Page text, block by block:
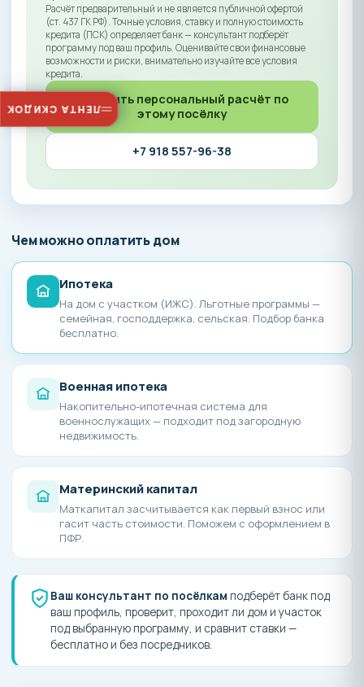
Расчёт предварительный и не является публичной офертой
(ст. 437 ГК РФ). Точные условия, ставку и полную стоимость
кредита (ПСК) определяет банк — консультант подберёт
программу под ваш профиль. Оценивайте свои финансовые
возможности и риски, внимательно изучайте все условия
кредита.
Получить персональный расчёт по
этому посёлку
+7 918 557-96-38
Чем можно оплатить дом
Ипотека
На дом с участком (ИЖС). Льготные программы —
семейная, господдержка, сельская. Подбор банка
бесплатно.
Военная ипотека
Накопительно-ипотечная система для
военнослужащих — подходит под загородную
недвижимость.
Материнский капитал
Маткапитал засчитывается как первый взнос или
гасит часть стоимости. Поможем с оформлением в
ПФР.
Ваш консультант по посёлкам подберёт банк под
ваш профиль, проверит, проходит ли дом и участок
под выбранную программу, и сравнит ставки —
бесплатно и без посредников.
ЛЕНТА СКИДОК